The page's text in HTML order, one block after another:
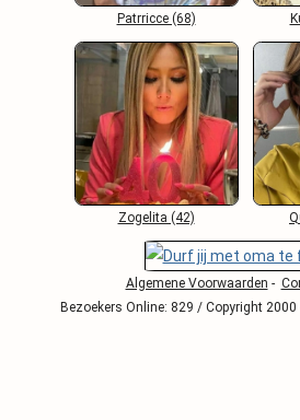
Patrricce (68)
Zogelita (42)
Algemene Voorwaarden -
Bezoekers Online: 829 / Copyright